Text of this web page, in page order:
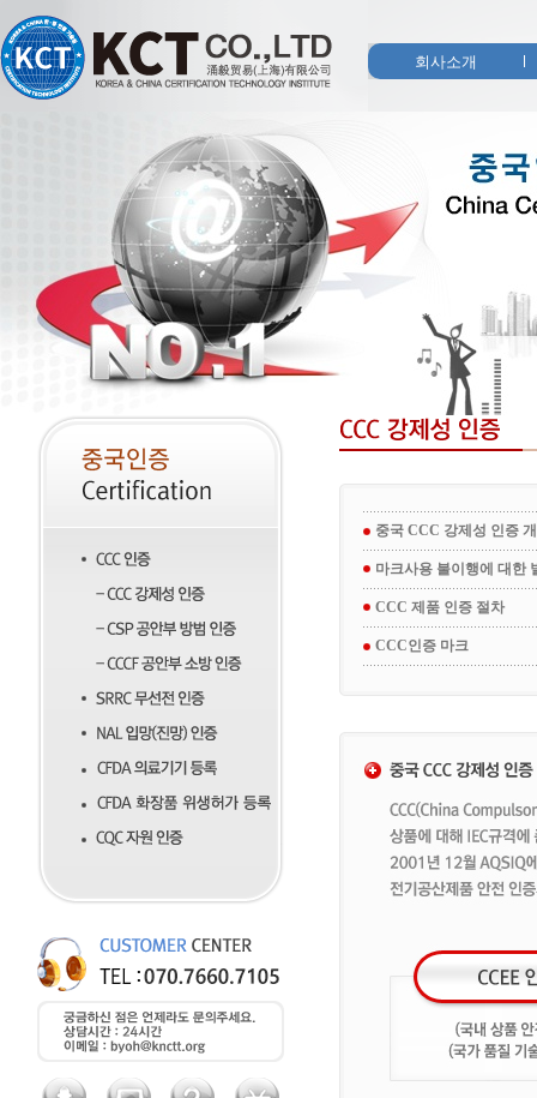
회사소개
중국 CCC 강제성 인증
마크사용 불이행에 대한
CCC 제품 인증 절차
CCC인증 마크